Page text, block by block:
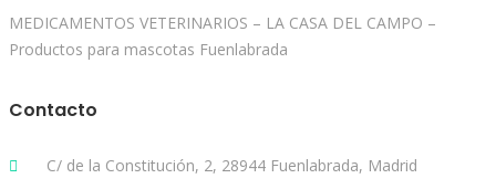
MEDICAMENTOS VETERINARIOS – LA CASA DEL CAMPO –
Productos para mascotas Fuenlabrada
Contacto
C/ de la Constitución, 2, 28944 Fuenlabrada, Madrid